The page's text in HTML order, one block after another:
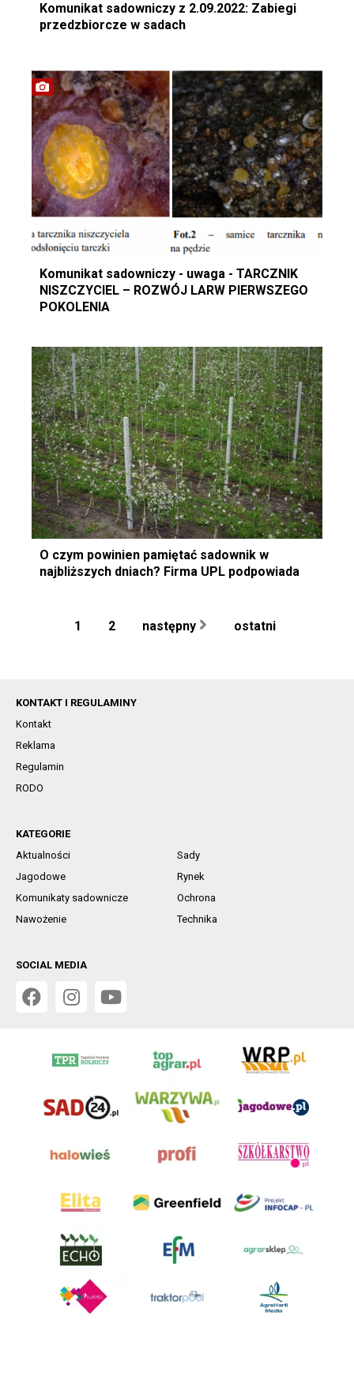
Komunikat sadowniczy z 2.09.2022: Zabiegi
przedzbiorcze w sadach
Komunikat sadowniczy - uwaga - TARCZNIK
NISZCZYCIEL – ROZWÓJ LARW PIERWSZEGO
POKOLENIA
O czym powinien pamiętać sadownik w
najbliższych dniach? Firma UPL podpowiada
1 2 następny ostatni
KONTAKT I REGULAMINY
Kontakt
Reklama
Regulamin
RODO
KATEGORIE
Aktualności
Sady
Jagodowe
Rynek
Komunikaty sadownicze
Ochrona
Nawożenie
Technika
SOCIAL MEDIA